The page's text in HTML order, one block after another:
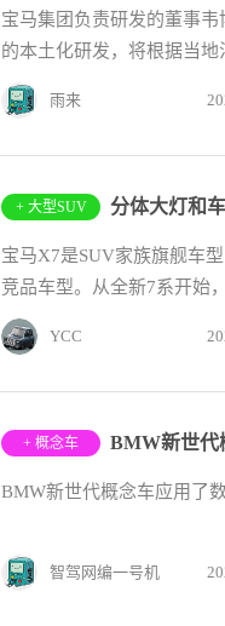
宝马集团负责研发的董事
的本土化研发，将根据当
雨来
+ 大型SUV 分体大灯和
宝马X7是SUV家族旗舰车
竞品车型。从全新7系开始
YCC
+ 概念车 BMW新世代
BMW新世代概念车应用了
智驾网编一号机